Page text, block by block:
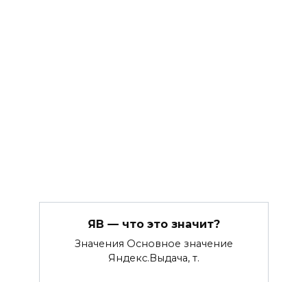
ЯВ — что это значит?
Значения Основное значение
Яндекс.Выдача, т.